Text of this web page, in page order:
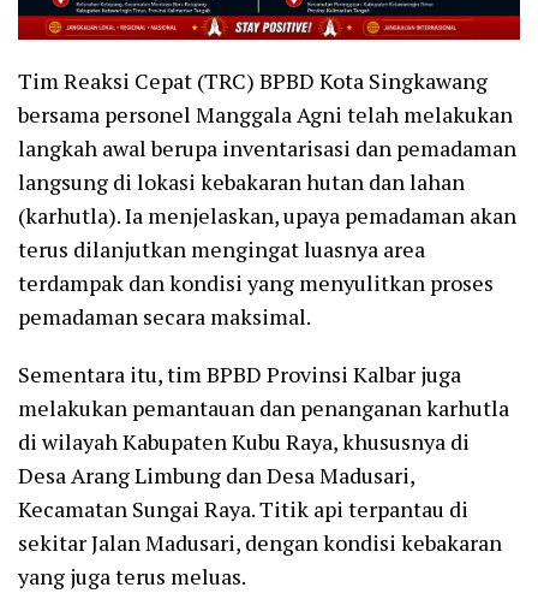
Tim Reaksi Cepat (TRC) BPBD Kota Singkawang
bersama personel Manggala Agni telah melakukan
langkah awal berupa inventarisasi dan pemadaman
langsung di lokasi kebakaran hutan dan lahan
(karhutla). Ia menjelaskan, upaya pemadaman akan
terus dilanjutkan mengingat luasnya area
terdampak dan kondisi yang menyulitkan proses
pemadaman secara maksimal.
Sementara itu, tim BPBD Provinsi Kalbar juga
melakukan pemantauan dan penanganan karhutla
di wilayah Kabupaten Kubu Raya, khususnya di
Desa Arang Limbung dan Desa Madusari,
Kecamatan Sungai Raya. Titik api terpantau di
sekitar Jalan Madusari, dengan kondisi kebakaran
yang juga terus meluas.